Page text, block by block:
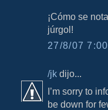
¡Cómo se
júrgol!
27/8/07
/jk dijo...
I’m sorry to
be down for